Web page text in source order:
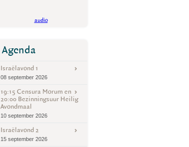
audio
Agenda
Israëlavond 1
08 september 2026
19:15 Censura Morum en
20:00 Bezinningsuur Heilig
Avondmaal
10 september 2026
Israëlavond 2
15 september 2026